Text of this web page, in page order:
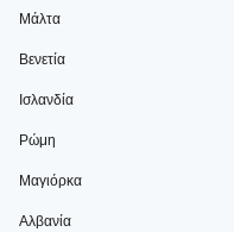
Μάλτα
Βενετία
Ισλανδία
Ρώμη
Μαγιόρκα
Αλβανία